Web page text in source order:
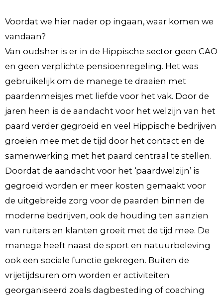
Voordat we hier nader op ingaan, waar komen we
vandaan?
Van oudsher is er in de Hippische sector geen CAO
en geen verplichte pensioenregeling. Het was
gebruikelijk om de manege te draaien met
paardenmeisjes met liefde voor het vak. Door de
jaren heen is de aandacht voor het welzijn van het
paard verder gegroeid en veel Hippische bedrijven
groeien mee met de tijd door het contact en de
samenwerking met het paard centraal te stellen.
Doordat de aandacht voor het ‘paardwelzijn’ is
gegroeid worden er meer kosten gemaakt voor
de uitgebreide zorg voor de paarden binnen de
moderne bedrijven, ook de houding ten aanzien
van ruiters en klanten groeit met de tijd mee. De
manege heeft naast de sport en natuurbeleving
ook een sociale functie gekregen. Buiten de
vrijetijdsuren om worden er activiteiten
georganiseerd zoals dagbesteding of coaching